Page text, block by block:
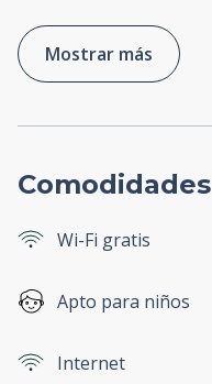
Mostrar más
Comodidades
Wi-Fi gratis
Apto para niños
Internet